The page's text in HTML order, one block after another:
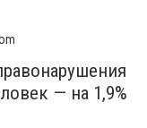
— на 1,9%